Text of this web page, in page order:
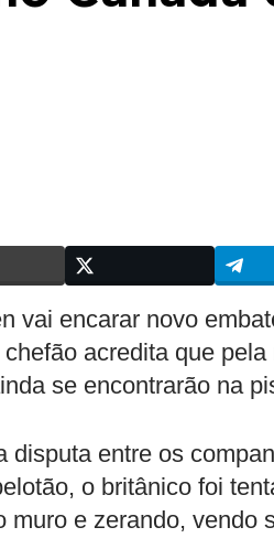
vai encarar novo
acredita que
se encontrarão na
entre os
o britânico foi
e zerando, vendo